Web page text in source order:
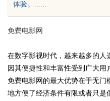
体验。......
免费电影网
在数字影视时代，越来越多的人
因其便捷性和丰富性受到广大用
免费电影网的最大优势在于无门
地方便了经济条件有限或者只是
品质漂亮衣服，去南油大仓库